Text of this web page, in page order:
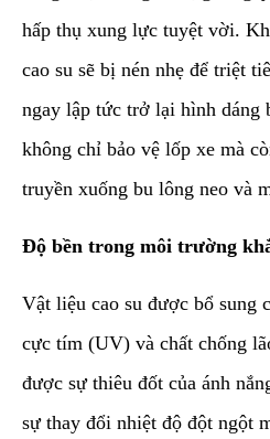
hấp thụ xung lực tuyệt vời.
cao su sẽ bị nén nhẹ để triệt
ngay lập tức trở lại hình dáng
không chỉ bảo vệ lốp xe mà
truyền xuống bu lông neo và
Độ bền trong môi trường
Vật liệu cao su được bổ sung
cực tím (UV) và chất chống
được sự thiêu đốt của ánh
sự thay đổi nhiệt độ đột ngột